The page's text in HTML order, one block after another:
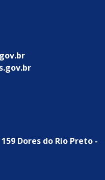
Dores do Rio Preto -